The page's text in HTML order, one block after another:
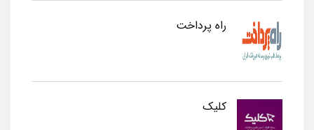
راه پرداخت
کلیک